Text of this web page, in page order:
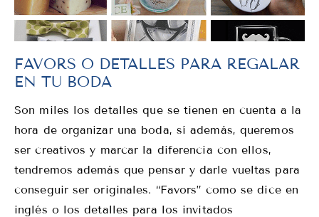
FAVORS O DETALLES PARA REGALAR
EN TU BODA
Son miles los detalles que se tienen en cuenta a la
hora de organizar una boda, sí además, queremos
ser creativos y marcar la diferencia con ellos,
tendremos además que pensar y darle vueltas para
conseguir ser originales. “Favors” como se dice en
inglés o los detalles para los invitados